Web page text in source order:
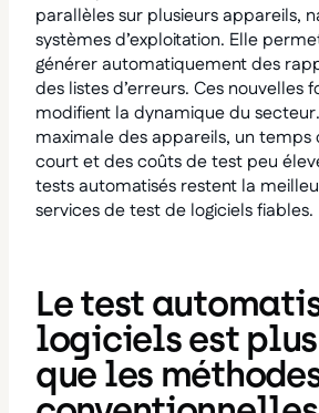
parallèles sur plusieurs appareils,
systèmes d’exploitation. Elle
générer automatiquement des
des listes d’erreurs. Ces nouvelles
modifient la dynamique du
maximale des appareils, un temps
court et des coûts de test peu
tests automatisés restent la
services de test de logiciels fiables.
Le test
logiciels est
que les